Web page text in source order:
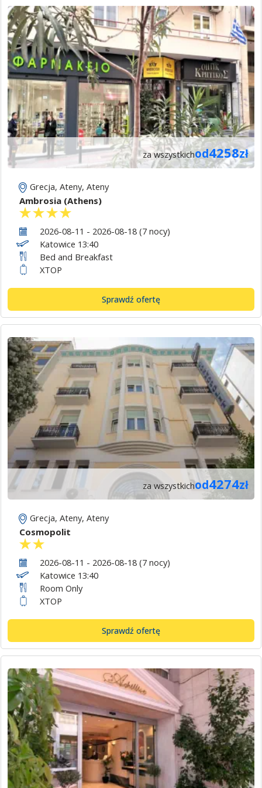
za wszystkichod4258zł
Grecja,Ateny,Ateny
Ambrosia (Athens)
2026-08-11 - 2026-08-18 (7 nocy)
Katowice 13:40
Bed and Breakfast
XTOP
Sprawdź ofertę
za wszystkichod4274zł
Grecja,Ateny,Ateny
Cosmopolit
2026-08-11 - 2026-08-18 (7 nocy)
Katowice 13:40
Room Only
XTOP
Sprawdź ofertę